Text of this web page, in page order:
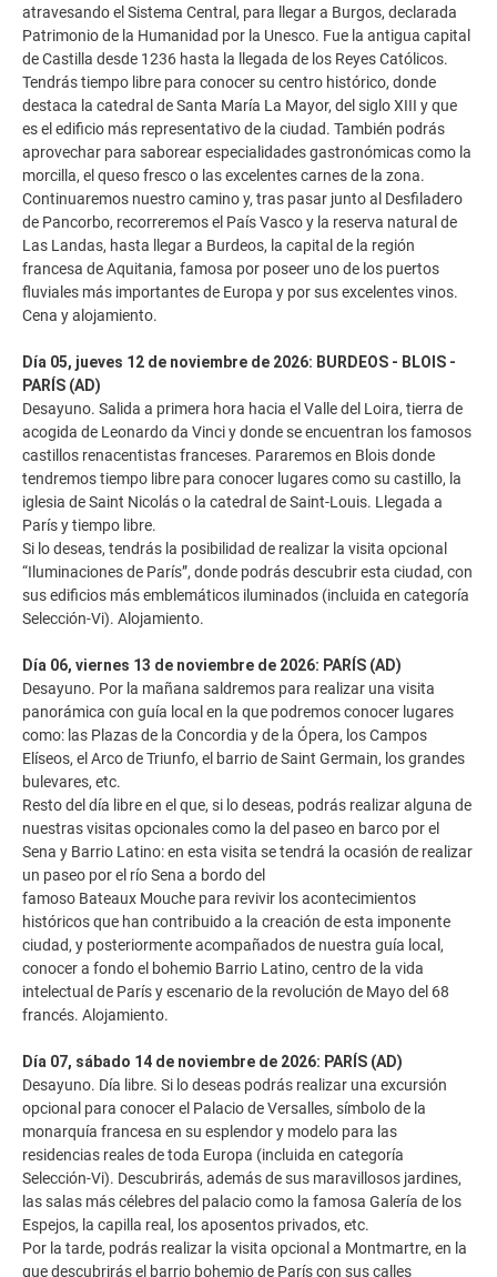
atravesando el Sistema Central, para llegar a Burgos, declarada
Patrimonio de la Humanidad por la Unesco. Fue la antigua capital
de Castilla desde 1236 hasta la llegada de los Reyes Católicos.
Tendrás tiempo libre para conocer su centro histórico, donde
destaca la catedral de Santa María La Mayor, del siglo XIII y que
es el edificio más representativo de la ciudad. También podrás
aprovechar para saborear especialidades gastronómicas como la
morcilla, el queso fresco o las excelentes carnes de la zona.
Continuaremos nuestro camino y, tras pasar junto al Desfiladero
de Pancorbo, recorreremos el País Vasco y la reserva natural de
Las Landas, hasta llegar a Burdeos, la capital de la región
francesa de Aquitania, famosa por poseer uno de los puertos
fluviales más importantes de Europa y por sus excelentes vinos.
Cena y alojamiento.
Día 05, jueves 12 de noviembre de 2026: BURDEOS - BLOIS -
PARÍS (AD)
Desayuno. Salida a primera hora hacia el Valle del Loira, tierra de
acogida de Leonardo da Vinci y donde se encuentran los famosos
castillos renacentistas franceses. Pararemos en Blois donde
tendremos tiempo libre para conocer lugares como su castillo, la
iglesia de Saint Nicolás o la catedral de Saint-Louis. Llegada a
París y tiempo libre.
Si lo deseas, tendrás la posibilidad de realizar la visita opcional
“Iluminaciones de París”, donde podrás descubrir esta ciudad, con
sus edificios más emblemáticos iluminados (incluida en categoría
Selección-Vi). Alojamiento.
Día 06, viernes 13 de noviembre de 2026: PARÍS (AD)
Desayuno. Por la mañana saldremos para realizar una visita
panorámica con guía local en la que podremos conocer lugares
como: las Plazas de la Concordia y de la Ópera, los Campos
Elíseos, el Arco de Triunfo, el barrio de Saint Germain, los grandes
bulevares, etc.
Resto del día libre en el que, si lo deseas, podrás realizar alguna de
nuestras visitas opcionales como la del paseo en barco por el
Sena y Barrio Latino: en esta visita se tendrá la ocasión de realizar
un paseo por el río Sena a bordo del
famoso Bateaux Mouche para revivir los acontecimientos
históricos que han contribuido a la creación de esta imponente
ciudad, y posteriormente acompañados de nuestra guía local,
conocer a fondo el bohemio Barrio Latino, centro de la vida
intelectual de París y escenario de la revolución de Mayo del 68
francés. Alojamiento.
Día 07, sábado 14 de noviembre de 2026: PARÍS (AD)
Desayuno. Día libre. Si lo deseas podrás realizar una excursión
opcional para conocer el Palacio de Versalles, símbolo de la
monarquía francesa en su esplendor y modelo para las
residencias reales de toda Europa (incluida en categoría
Selección-Vi). Descubrirás, además de sus maravillosos jardines,
las salas más célebres del palacio como la famosa Galería de los
Espejos, la capilla real, los aposentos privados, etc.
Por la tarde, podrás realizar la visita opcional a Montmartre, en la
que descubrirás el barrio bohemio de París con sus calles